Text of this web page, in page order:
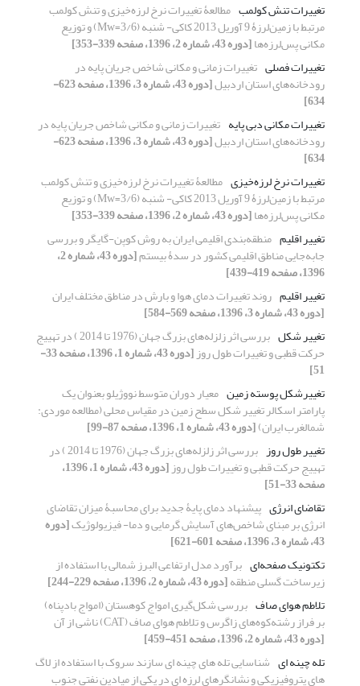
تغییرات تنش کولمب مطالعۀ تغییرات نرخ لرزه‌خیزی و تنش کولمب
مرتبط با زمین‌لرزۀ 9 آوریل 2013 کاکی- شنبه (3/6=Mw) و توزیع
مکانی پس‌لرزه‌ها[دوره 43، شماره 2، 1396، صفحه 339-353]
تغییرات فصلی تغییرات زمانی و مکانی شاخص جریان پایه در
رودخانه‌های استان اردبیل [دوره 43، شماره 3، 1396، صفحه 623-
634]
تغییرات مکانی دبی پایه تغییرات زمانی و مکانی شاخص جریان پایه در
رودخانه‌های استان اردبیل [دوره 43، شماره 3، 1396، صفحه 623-
634]
تغییرات نرخ لرزه‌خیزی مطالعۀ تغییرات نرخ لرزه‌خیزی و تنش کولمب
مرتبط با زمین‌لرزۀ 9 آوریل 2013 کاکی- شنبه (3/6=Mw) و توزیع
مکانی پس‌لرزه‌ها[دوره 43، شماره 2، 1396، صفحه 339-353]
تغییر اقلیم منطقه‌بندی اقلیمی ایران به روش کوپن-گایگر و بررسی
جابه‌جایی مناطق اقلیمی کشور در سدۀ بیستم [دوره 43، شماره 2،
1396، صفحه 419-439]
تغییر اقلیم روند تغییرات دمای هوا و بارش در مناطق مختلف ایران
[دوره 43، شماره 3، 1396، صفحه 569-584]
تغییر شکل
بررسی اثر زلزله‌های بزرگ جهان (1976 تا 2014 ) در تهییج
حرکت قطبی و تغییرات طول روز [دوره 43، شماره 1، 1396، صفحه 33-
51]
تغییرشکل پوسته زمین معیار دوران متوسط نووژیلو بعنوان یک
پارامتر اسکالر تغییر شکل سطح زمین در مقیاس محلی (مطالعه موردی:
شمالغرب ایران)[دوره 43، شماره 1، 1396، صفحه 87-99]
تغییر طول روز
بررسی اثر زلزله‌های بزرگ جهان (1976 تا 2014 ) در
تهییج حرکت قطبی و تغییرات طول روز [دوره 43، شماره 1، 1396،
صفحه 33-51]
تقاضای انرژی پیشنهاد دمای پایۀ جدید برای محاسبۀ میزان تقاضای
انرژی بر مبنای شاخص‌های آسایش گرمایی و دما- فیزیولوژیک[دوره
43، شماره 3، 1396، صفحه 601-621]
تکتونیک صفحه‌ای برآورد مدل ارتفاعی البرز شمالی با استفاده از
زیرساخت گسلی منطقه[دوره 43، شماره 2، 1396، صفحه 229-244]
تلاطم هوای صاف بررسی شکل‌گیری امواج کوهستان (امواج بادپناه)
بر فراز رشته‌کوه‌های زاگرس و تلاطم هوای صاف (CAT) ناشی از آن
[دوره 43، شماره 2، 1396، صفحه 451-459]
تله چینه ای شناسایی تله های چینه ای سازند سروک با استفاده از لاگ
های پتروفیزیکی و نشانگرهای لرزه ای در یکی از میادین نفتی جنوب